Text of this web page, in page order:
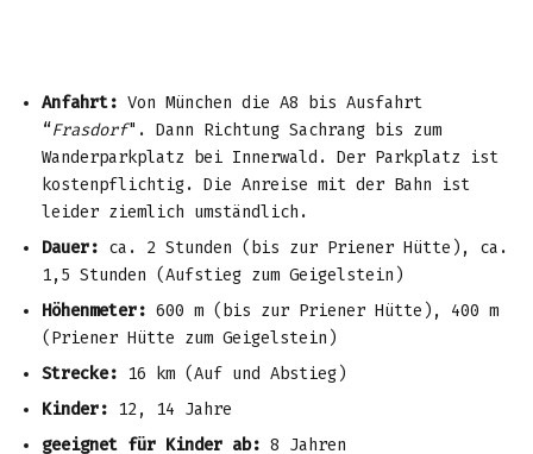
Anfahrt: Von München die A8 bis Ausfahrt
“Frasdorf". Dann Richtung Sachrang bis zum
Wanderparkplatz bei Innerwald. Der Parkplatz ist
kostenpflichtig. Die Anreise mit der Bahn ist
leider ziemlich umständlich.
Dauer: ca. 2 Stunden (bis zur Priener Hütte), ca.
1,5 Stunden (Aufstieg zum Geigelstein)
Höhenmeter: 600 m (bis zur Priener Hütte), 400 m
(Priener Hütte zum Geigelstein)
Strecke: 16 km (Auf und Abstieg)
Kinder: 12, 14 Jahre
geeignet für Kinder ab: 8 Jahren